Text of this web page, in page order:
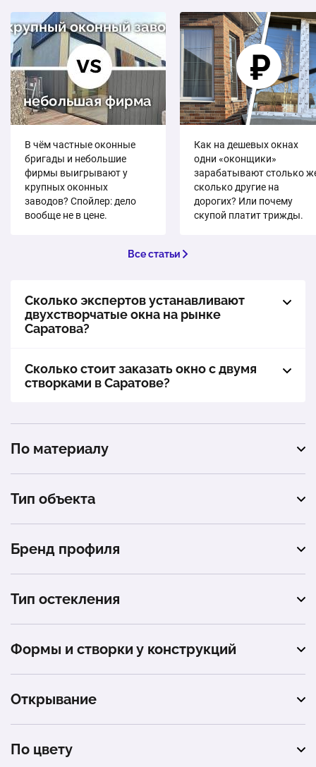
В чём частные оконные
бригады и небольшие
фирмы выигрывают у
крупных оконных
заводов? Спойлер: дело
вообще не в цене.
Как на дешевых окнах
одни «оконщики»
зарабатывают столько
сколько другие на
дорогих? Или почему
скупой платит трижды.
Все статьи
Сколько экспертов устанавливают
двухстворчатые окна на рынке
Саратова?
Сколько стоит заказать окно с двумя
створками в Саратове?
По материалу
пластиковые
Тип объекта
квартира
балкон
частный дом
коттедж
дача
офис
торговый центр
магазин
Бренд профиля
Rehau
Тип остекления
тёплое остекление
холодное остекление
портальное остекление
панорамное остекление
Формы и створки у конструкций
одностворчатые
трехстворчатые
балконные блоки (дверь + окно)
Открывание
глухое
распашное (поворотное)
По цвету